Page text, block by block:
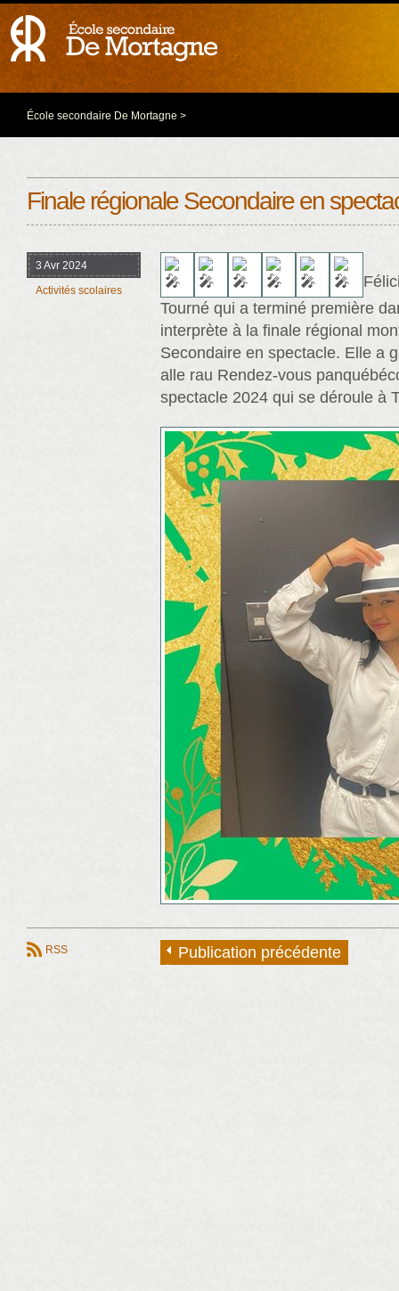
École secondaire De Mortagne >
Finale régionale Secondaire en
3 Avr 2024
Activités scolaires
Tourné qui a terminé première
interprète à la finale régional
Secondaire en spectacle. Elle a
alle rau Rendez-vous
spectacle 2024 qui se déroule à
RSS Publication précédente